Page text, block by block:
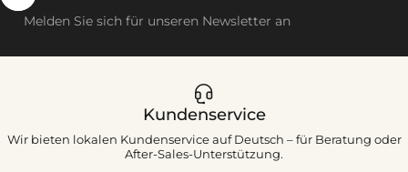
Melden Sie sich für unseren Newsletter an
Kundenservice
Wir bieten lokalen Kundenservice auf Deutsch – für Beratung oder
After-Sales-Unterstützung.